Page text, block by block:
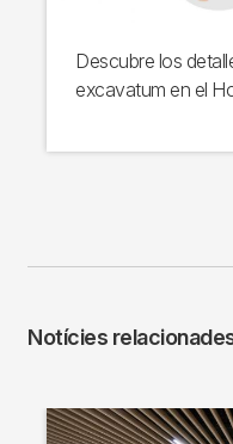
Descubre los
excavatum en el
Notícies